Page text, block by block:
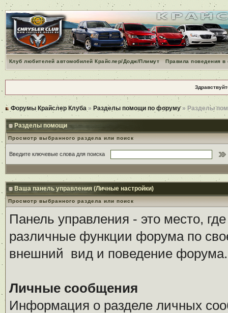
Клуб любителей автомобилей Крайслер/Додж/Плимут Правила поведения
Форумы Крайслер Клуба » Разделы помощи по форуму» Разделы
Разделы помощи
Просмотр выбранного раздела или поиск
Введите ключевые слова для поиска
Ваша панель управления (Личные настройки)
Просмотр выбранного раздела или поиск
Панель управления - это место,
различные функции форума по
внешний вид и поведение форума.
Личные сообщения
Информация о разделе личных